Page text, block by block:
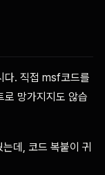
다. 직접 msf코드를
로 망가지지도 않습
데, 코드 복붙이 귀